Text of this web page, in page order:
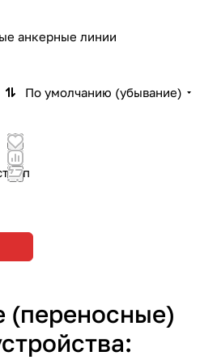
анкерные линии
По умолчанию (убывание)
(переносные)